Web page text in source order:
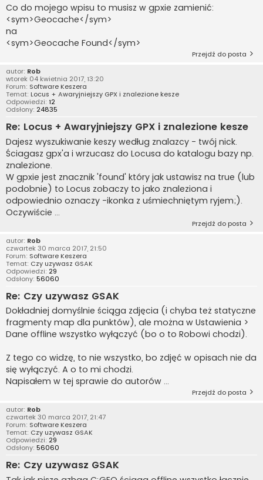
Co do mojego wpisu to musisz w gpxie zamienić:
<sym>Geocache</sym>
na
<sym>Geocache Found</sym>
Przejdź do posta
autor: Rob
wtorek 04 kwietnia 2017, 13:20
Forum: Software Keszera
Temat: Locus + Awaryjniejszy GPX i znalezione kesze
Odpowiedzi: 12
Odsłony: 24835
Re: Locus + Awaryjniejszy GPX i znalezione kesze
Dajesz wyszukiwanie keszy według znalazcy - twój nick.
Ściagasz gpx'a i wrzucasz do Locusa do katalogu bazy np.
znalezione.
W gpxie jest znacznik 'found' który jak ustawisz na true (lub
podobnie) to Locus zobaczy to jako znaleziona i
odpowiednio oznaczy -ikonka z uśmiechniętym ryjem;).
Oczywiście ...
Przejdź do posta
autor: Rob
czwartek 30 marca 2017, 21:50
Forum: Software Keszera
Temat: Czy uzywasz GSAK
Odpowiedzi: 29
Odsłony: 56060
Re: Czy uzywasz GSAK
Dokładniej domyślnie ściąga zdjęcia (i chyba też statyczne
fragmenty map dla punktów), ale można w Ustawienia >
Dane offline wszystko wyłączyć (bo o to Robowi chodzi).
Z tego co widzę, to nie wszystko, bo zdjęć w opisach nie da
się wyłączyć. A o to mi chodzi.
Napisałem w tej sprawie do autorów ...
Przejdź do posta
autor: Rob
czwartek 30 marca 2017, 21:47
Forum: Software Keszera
Temat: Czy uzywasz GSAK
Odpowiedzi: 29
Odsłony: 56060
Re: Czy uzywasz GSAK